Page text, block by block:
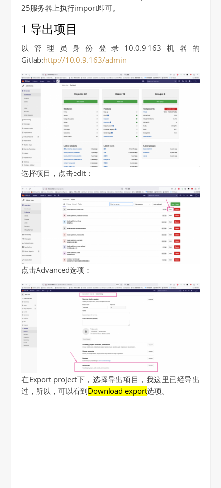
25服务器上执行import即可。
1 导出项目
以管理员身份登录10.0.9.163机器的
Gitlab:http://10.0.9.163/admin
选择项目，点击edit：
点击Advanced选项：
在Export project下，选择导出项目，我这里已经导出
过，所以，可以看到Download export选项。